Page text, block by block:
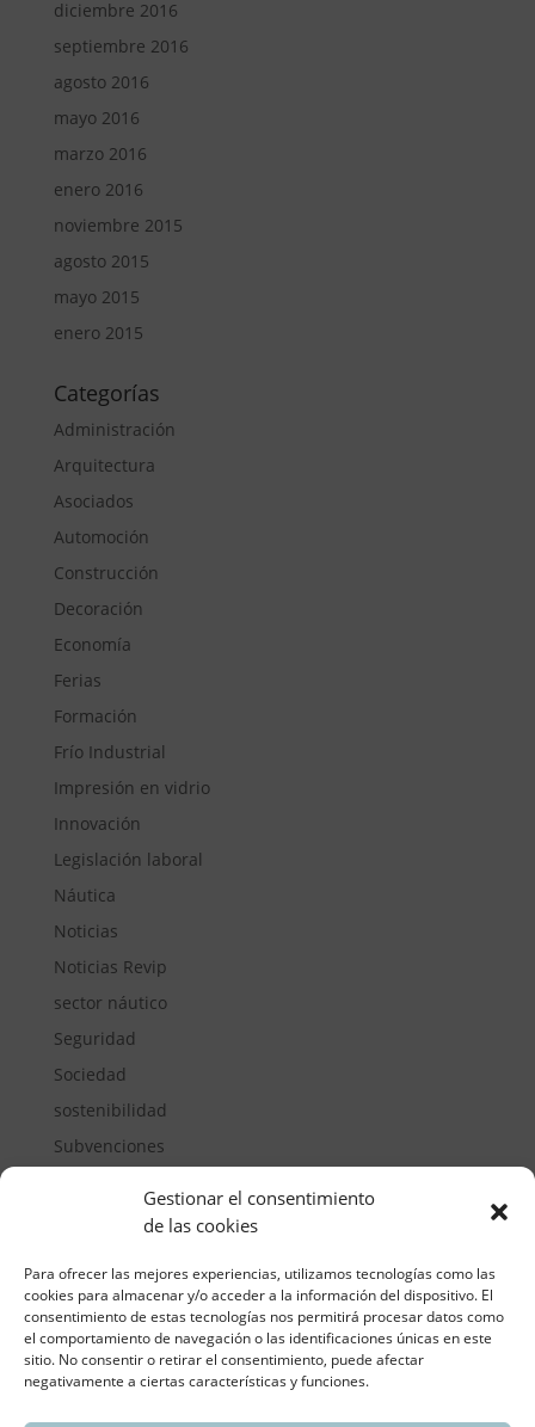
Gestionar el consentimiento
de las cookies
Para ofrecer las mejores experiencias, utilizamos tecnologías como las
cookies para almacenar y/o acceder a la información del dispositivo. El
consentimiento de estas tecnologías nos permitirá procesar datos como
el comportamiento de navegación o las identificaciones únicas en este
sitio. No consentir o retirar el consentimiento, puede afectar
negativamente a ciertas características y funciones.
diciembre 2016
septiembre 2016
agosto 2016
mayo 2016
marzo 2016
enero 2016
noviembre 2015
agosto 2015
mayo 2015
enero 2015
Categorías
Administración
Arquitectura
Asociados
Automoción
Construcción
Decoración
Economía
Ferias
Formación
Frío Industrial
Impresión en vidrio
Innovación
Legislación laboral
Náutica
Noticias
Noticias Revip
sector náutico
Seguridad
Sociedad
sostenibilidad
Subvenciones